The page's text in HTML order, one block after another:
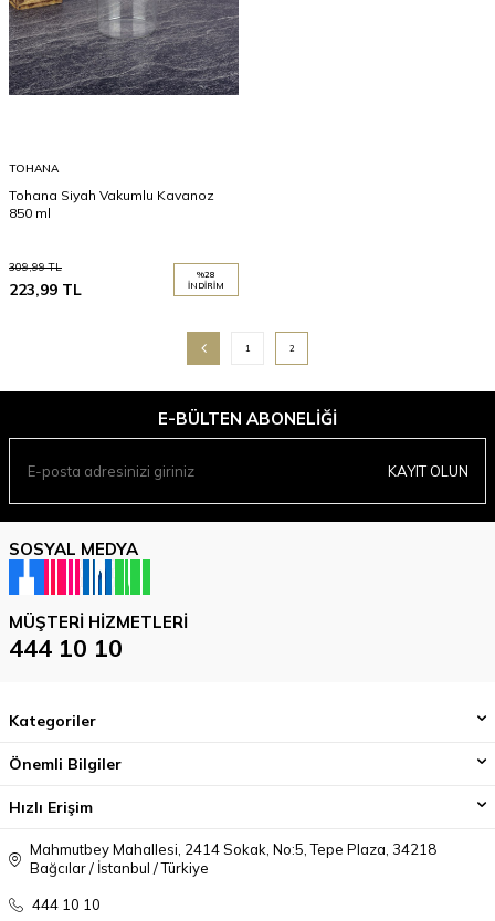
TOHANA
Tohana Siyah Vakumlu Kavanoz
850 ml
309,99TL
223,99 TL
%28
İNDIRIM
1 2
E-BÜLTEN ABONELIĞI
KAYIT OLUN
SOSYAL MEDYA
MÜŞTERI HIZMETLERI
444 10 10
Kategoriler
Önemli Bilgiler
Hızlı Erişim
Mahmutbey Mahallesi, 2414 Sokak, No:5, Tepe Plaza, 34218
Bağcılar / İstanbul / Türkiye
444 10 10